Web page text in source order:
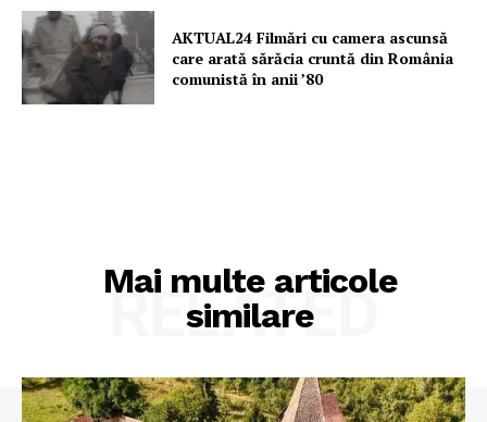
AKTUAL24 Filmări cu camera ascunsă
care arată sărăcia cruntă din România
comunistă în anii ’80
Mai multe articole
similare
RELATED